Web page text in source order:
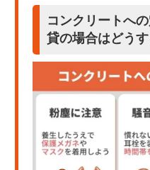
コンクリートへ
貸の場合はどうす